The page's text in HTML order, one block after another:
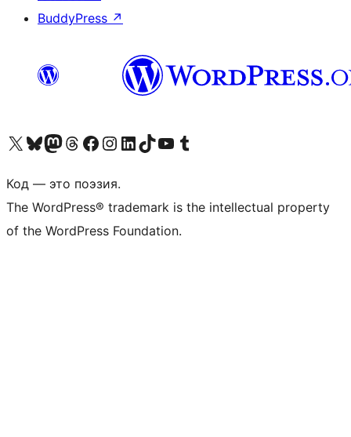
BuddyPress ↗
Посетите нас в X (ранее Twitter)
Посетите нашу учётную запись в Bluesky
Посетите нашу ленту в Mastodon
Посетите нашу учётную запись в Threads
Посетите нашу страницу на Facebook
Посетите наш Instagram
Посетите нашу страницу в LinkedIn
Посетите нашу учётную запись в TikTok
Посетите наш канал YouTube
Посетите нашу учётную запись в Tumblr
Код — это поэзия.
The WordPress® trademark is the intellectual property
of the WordPress Foundation.